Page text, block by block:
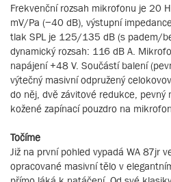
Frekvenční rozsah mikrofonu je 20
mV/Pa (−40 dB), výstupní
tlak SPL je 125/135 dB (s padem/
dynamický rozsah: 116 dB A.
napájení +48 V. Součástí balení
výtečný masivní odpružený
do něj, dvě závitové redukce, pevný
kožené zapínací pouzdro na mikrofon.
Točíme
Již na první pohled vypadá WA 87jr
opracované masivní tělo v